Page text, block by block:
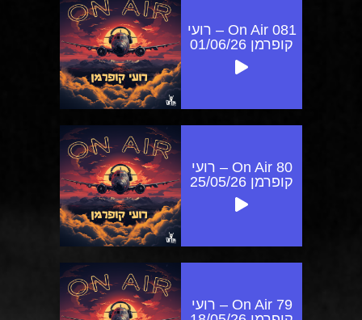
On Air 081 – רועי
קופרמן 01/06/26
On Air 80 – רועי
קופרמן 25/05/26
On Air 79 – רועי